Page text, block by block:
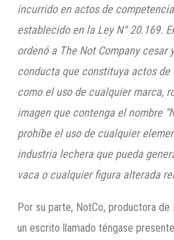
incurrido en actos de
establecido en la Ley N° 20.169.
ordenó a The Not Company cesar
conducta que constituya actos
como el uso de cualquier marca,
imagen que contenga el nombre
prohíbe el uso de cualquier
industria lechera que pueda
vaca o cualquier figura alterada
Por su parte, NotCo, productora
un escrito llamado téngase